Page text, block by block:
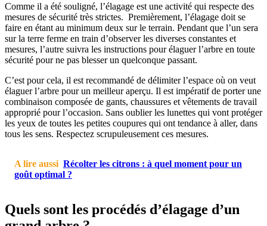
Comme il a été souligné, l’élagage est une activité qui respecte des
mesures de sécurité très strictes. Premièrement, l’élagage doit se
faire en étant au minimum deux sur le terrain. Pendant que l’un sera
sur la terre ferme en train d’observer les diverses constantes et
mesures, l’autre suivra les instructions pour élaguer l’arbre en toute
sécurité pour ne pas blesser un quelconque passant.
C’est pour cela, il est recommandé de délimiter l’espace où on veut
élaguer l’arbre pour un meilleur aperçu. Il est impératif de porter une
combinaison composée de gants, chaussures et vêtements de travail
approprié pour l’occasion. Sans oublier les lunettes qui vont protéger
les yeux de toutes les petites coupures qui ont tendance à aller, dans
tous les sens. Respectez scrupuleusement ces mesures.
A lire aussi Récolter les citrons : à quel moment pour un
goût optimal ?
Quels sont les procédés d’élagage d’un